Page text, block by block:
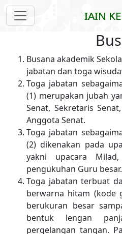
IAIN
Busana akademik
jabatan dan toga
Toga jabatan
(1) merupakan jubah
Senat, Sekretaris
Anggota Senat.
Toga jabatan
(2) dikenakan pada
yakni upacara
pengukuhan Guru besar.
Toga jabatan terbuat
berwarna hitam (kode
berukuran besar
bentuk lengan
pergelangan tangan.